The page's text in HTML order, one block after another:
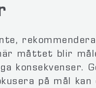
måttet blir
konsekvenser.
på mål kan